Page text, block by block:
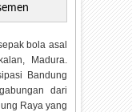
bola asal
Madura.
Bandung
dari
Raya yang